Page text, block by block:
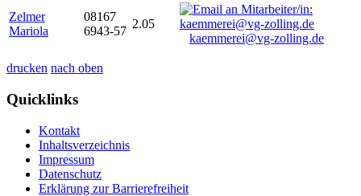
Zelmer
Mariola
08167
6943-57
2.05
kaemmerei@vg-zolling.de
drucken nach oben
Quicklinks
Kontakt
Inhaltsverzeichnis
Impressum
Datenschutz
Erklärung zur Barrierefreiheit